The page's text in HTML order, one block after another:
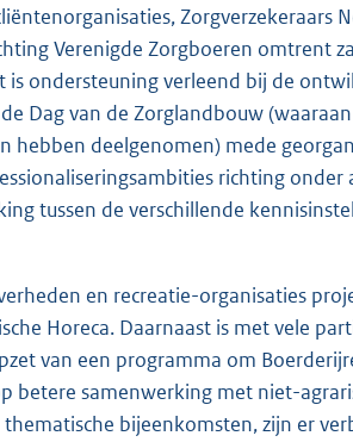
Zorgverzekeraars
Verenigde Zorgboeren omtrent
is ondersteuning verleend bij de
Dag van de Zorglandbouw
hebben deelgenomen) mede
richting onder
tussen de verschillende
en recreatie-organisaties
Horeca. Daarnaast is met vele
van een programma om
betere samenwerking met niet-
bijeenkomsten, zijn er